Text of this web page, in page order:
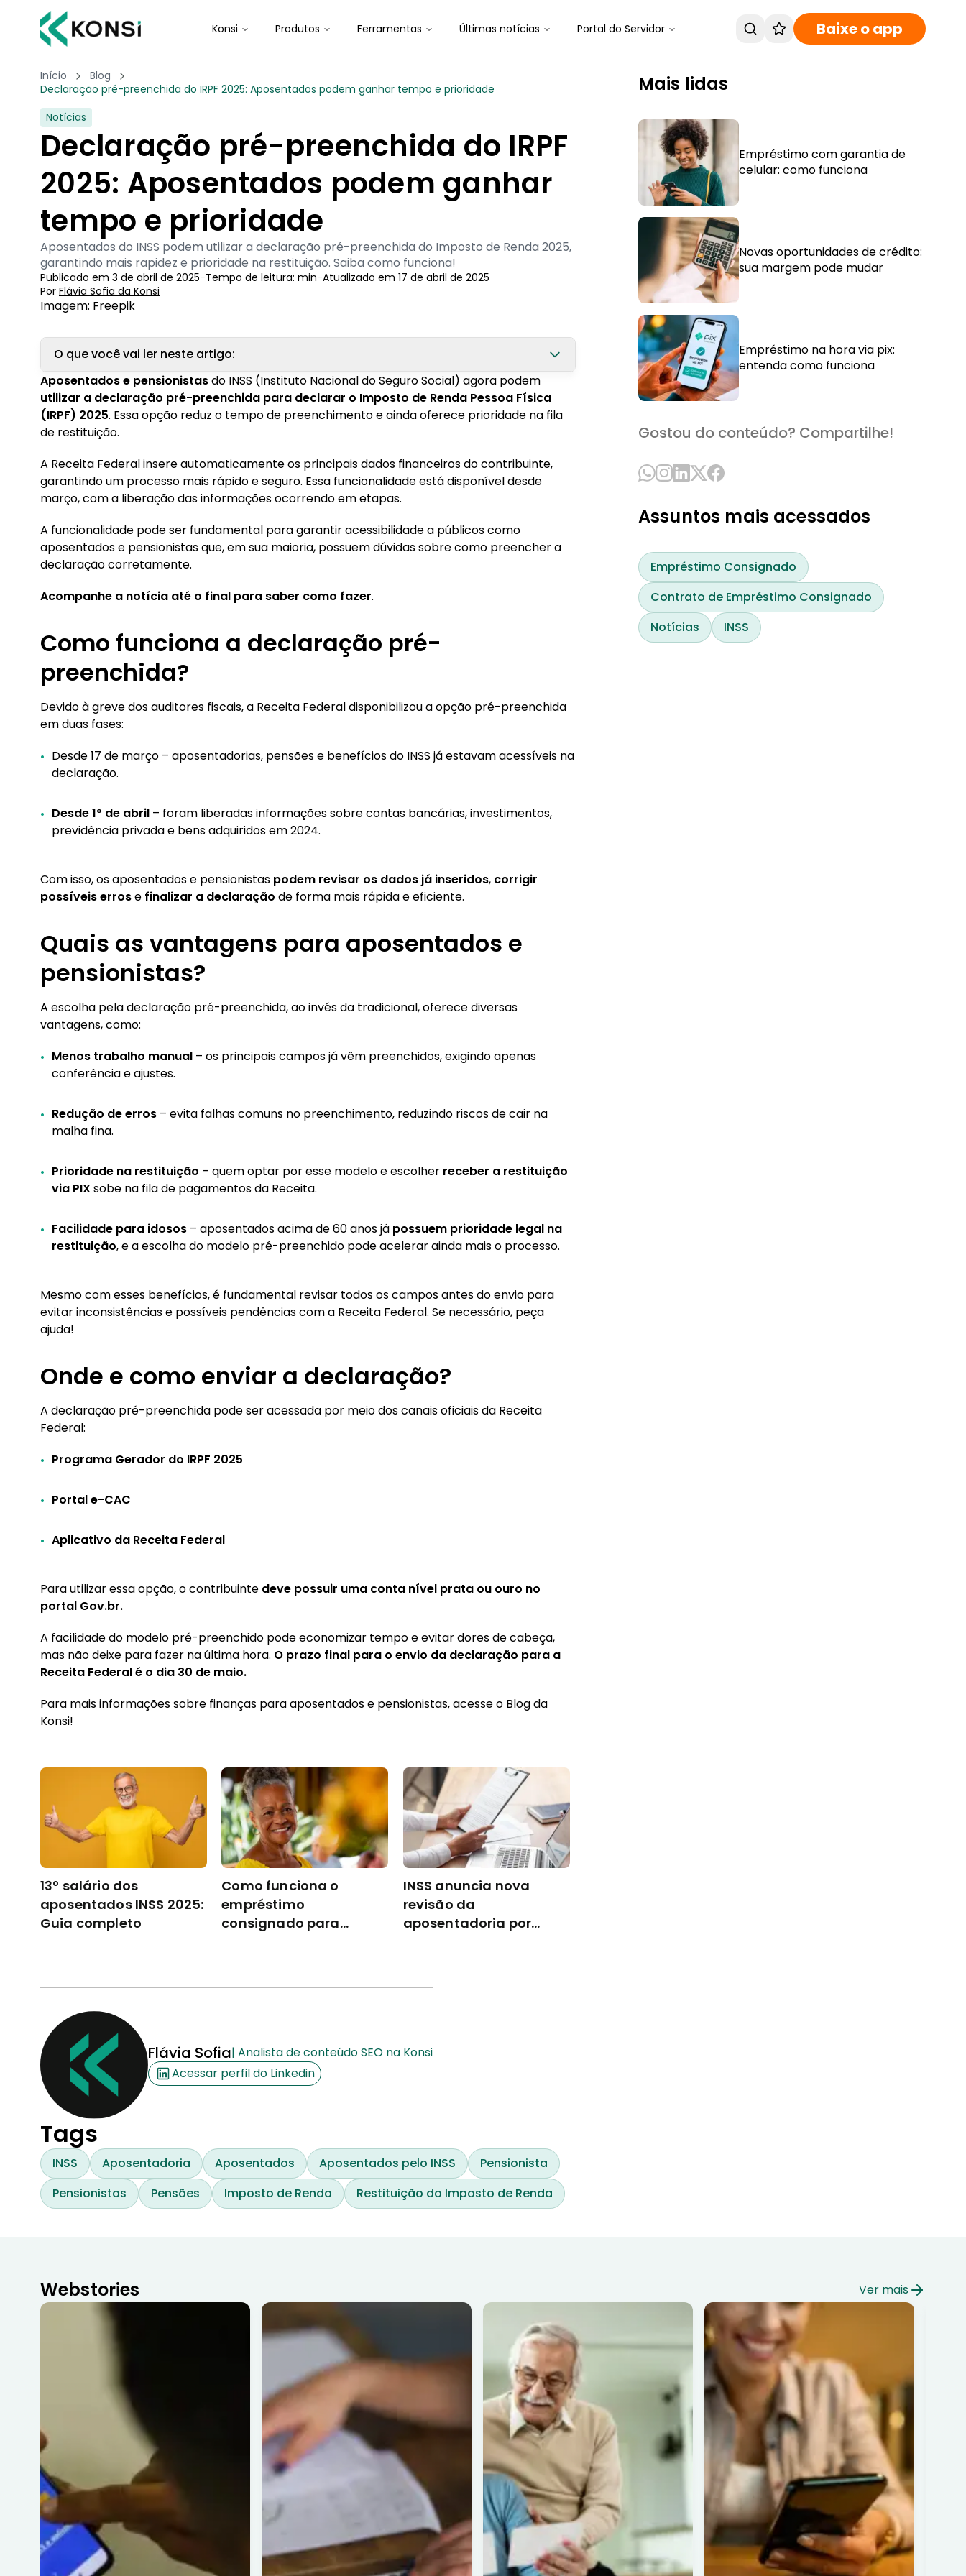
Konsi Produtos Ferramentas Últimas notícias Portal do Servidor Baixe o app
Início
Blog
Declaração pré-preenchida do IRPF 2025: Aposentados podem ganhar tempo e prioridade
Notícias
Declaração pré-preenchida do IRPF
2025: Aposentados podem ganhar
tempo e prioridade
Aposentados do INSS podem utilizar a declaração pré-preenchida do Imposto de Renda 2025,
garantindo mais rapidez e prioridade na restituição. Saiba como funciona!
Publicado em 3 de abril de 2025-Tempo de leitura: min-Atualizado em 17 de abril de 2025
Por Flávia Sofia da Konsi
Imagem: Freepik
O que você vai ler neste artigo:
1. Como funciona a declaração pré-preenchida?
2. Quais as vantagens para aposentados e pensionistas?
Aposentados e pensionistasdo INSS (Instituto Nacional do Seguro Social) agora podem
utilizar a declaração pré-preenchida para declarar o Imposto de Renda Pessoa Física
(IRPF) 2025. Essa opção reduz o tempo de preenchimento e ainda oferece prioridade na fila
de restituição.
A Receita Federal insere automaticamente os principais dados financeiros do contribuinte,
garantindo um processo mais rápido e seguro. Essa funcionalidade está disponível desde
março, com a liberação das informações ocorrendo em etapas.
A funcionalidade pode ser fundamental para garantir acessibilidade a públicos como
aposentados e pensionistas que, em sua maioria, possuem dúvidas sobre como preencher a
declaração corretamente.
Acompanhe a notícia até o final para saber como fazer.
Como funciona a declaração pré-
preenchida?
Devido à greve dos auditores fiscais, a Receita Federal disponibilizou a opção pré-preenchida
em duas fases:
Desde 17 de março – aposentadorias, pensões e benefícios do INSS já estavam acessíveis na
declaração.
Desde 1º de abril – foram liberadas informações sobre contas bancárias, investimentos,
previdência privada e bens adquiridos em 2024.
Com isso, os aposentados e pensionistas podem revisar os dados já inseridos, corrigir
possíveis errose finalizar a declaração de forma mais rápida e eficiente.
Quais as vantagens para aposentados e
pensionistas?
A escolha pela declaração pré-preenchida, ao invés da tradicional, oferece diversas
vantagens, como:
Menos trabalho manual – os principais campos já vêm preenchidos, exigindo apenas
conferência e ajustes.
Redução de erros – evita falhas comuns no preenchimento, reduzindo riscos de cair na
malha fina.
Prioridade na restituição – quem optar por esse modelo e escolher receber a restituição
via PIXsobe na fila de pagamentos da Receita.
Facilidade para idosos – aposentados acima de 60 anos já possuem prioridade legal na
restituição, e a escolha do modelo pré-preenchido pode acelerar ainda mais o processo.
Mesmo com esses benefícios, é fundamental revisar todos os campos antes do envio para
evitar inconsistências e possíveis pendências com a Receita Federal. Se necessário, peça
ajuda!
Onde e como enviar a declaração?
A declaração pré-preenchida pode ser acessada por meio dos canais oficiais da Receita
Federal:
Programa Gerador do IRPF 2025
Portal e-CAC
Aplicativo da Receita Federal
Para utilizar essa opção, o contribuinte deve possuir uma conta nível prata ou ouro no
portal Gov.br.
A facilidade do modelo pré-preenchido pode economizar tempo e evitar dores de cabeça,
mas não deixe para fazer na última hora. O prazo final para o envio da declaração para a
Receita Federal é o dia 30 de maio.
Para mais informações sobre finanças para aposentados e pensionistas, acesse o Blog da
Konsi!
13º salário dos
aposentados INSS 2025:
Guia completo
Como funciona o
empréstimo
consignado para
INSS anuncia nova
revisão da
aposentadoria por
Flávia Sofia| Analista de conteúdo SEO na Konsi
Acessar perfil do Linkedin
Tags
INSS Aposentadoria Aposentados Aposentados pelo INSS
Pensionista
Pensionistas
Pensões Imposto de Renda Restituição do Imposto de Renda
Mais lidas
Empréstimo com garantia de
celular: como funciona
Novas oportunidades de crédito:
sua margem pode mudar
Empréstimo na hora via pix:
entenda como funciona
Gostou do conteúdo? Compartilhe!
Assuntos mais acessados
Empréstimo Consignado
Contrato de Empréstimo Consignado
Notícias
INSS
Webstories Ver mais